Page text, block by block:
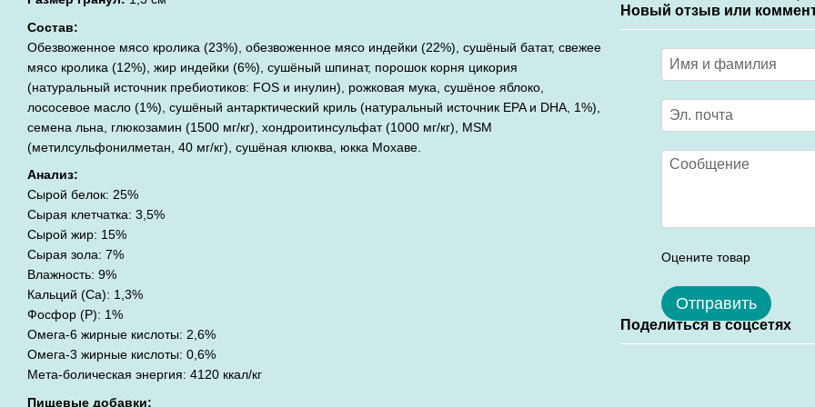
Состав:
Обезвоженное мясо кролика (23%), обезвоженное мясо индейки (22%), сушёный батат, свежее
мясо кролика (12%), жир индейки (6%), сушёный шпинат, порошок корня цикория
(натуральный источник пребиотиков: FOS и инулин), рожковая мука, сушёное яблоко,
лососевое масло (1%), сушёный антарктический криль (натуральный источник EPA и DHA, 1%),
семена льна, глюкозамин (1500 мг/кг), хондроитинсульфат (1000 мг/кг), MSM
(метилсульфонилметан, 40 мг/кг), сушёная клюква, юкка Мохаве.
Анализ:
Сырой белок: 25%
Сырая клетчатка: 3,5%
Сырой жир: 15%
Сырая зола: 7%
Влажность: 9%
Кальций (Ca): 1,3%
Фосфор (P): 1%
Омега-6 жирные кислоты: 2,6%
Омега-3 жирные кислоты: 0,6%
Мета-болическая энергия: 4120 ккал/кг
Пищевые добавки:
Новый отзыв или
Оцените товар
Отправить
Поделиться в соцсетях